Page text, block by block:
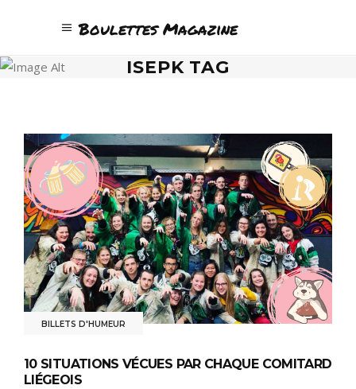
Boulettes Magazine
ISEPK TAG
BILLETS D'HUMEUR
10 SITUATIONS VÉCUES PAR CHAQUE COMITARD
LIÉGEOIS